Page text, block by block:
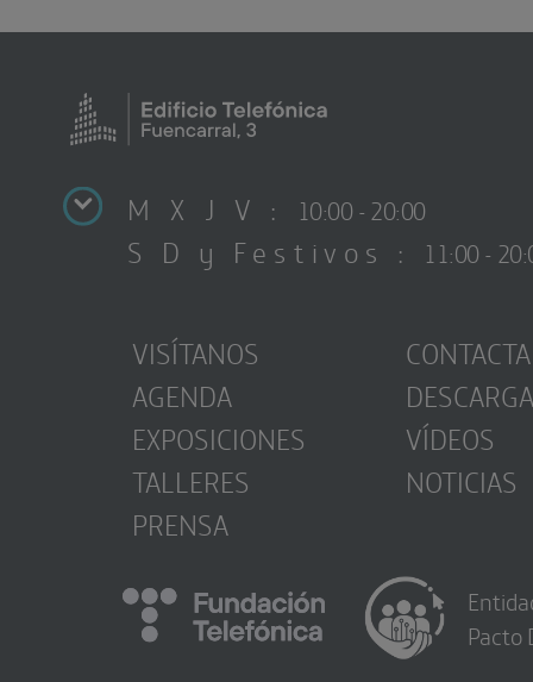
M X J V : 10:00 - 20:00
S D y Festivos : 11:00 -
VISÍTANOS
AGENDA
EXPOSICIONES
TALLERES
PRENSA
CONTACTA
VÍDEOS
NOTICIAS
Pacto